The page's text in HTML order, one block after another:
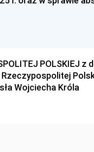
POLSKIEJ z
Wojciecha Króla